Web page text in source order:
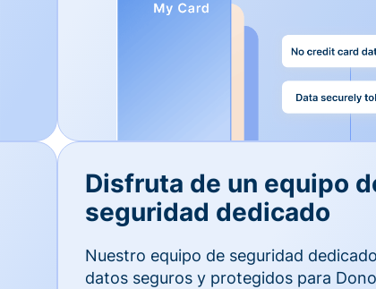
Disfruta de un equipo
seguridad dedicado
Nuestro equipo de seguridad
datos seguros y protegidos para